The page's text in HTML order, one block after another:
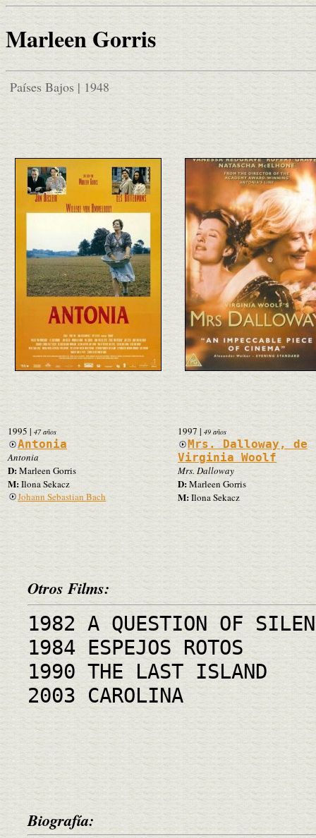
Marleen Gorris
Países Bajos | 1948
1995 | 47 años
Antonia
Antonia
D:Marleen Gorris
M:Ilona Sekacz
Johann Sebastian Bach
1997 |49 años
Mrs. Dalloway, de
Virginia Woolf
Mrs. Dalloway
D:Marleen Gorris
M:Ilona Sekacz
Otros Films:
1982 A QUESTION OF
1984 ESPEJOS ROTOS
1990 THE LAST ISLAND
2003 CAROLINA
Biografía: